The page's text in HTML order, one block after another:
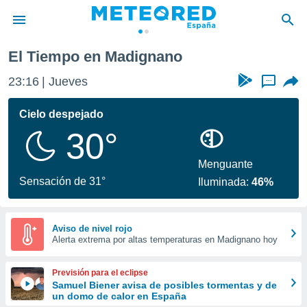
de
por
se
calidad.
a este
las
y
forma
digital
basada
El Tiempo en Madignano
23:16 Jueves ...
Cielo despejado
30°
Sensación de 31°
Menguante
Iluminada:46%
Aviso de nivel rojo
Alerta extrema por altas temperaturas en Madignano hoy
Previsión para el eclipse
Samuel Biener avisa de posibles tormentas y de
un domo de calor en España